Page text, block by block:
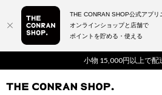
小物 15,000円以上で配
THE CONRAN SHOP公式アプリ
オンラインショップと店舗で
ポイントを貯める・使える